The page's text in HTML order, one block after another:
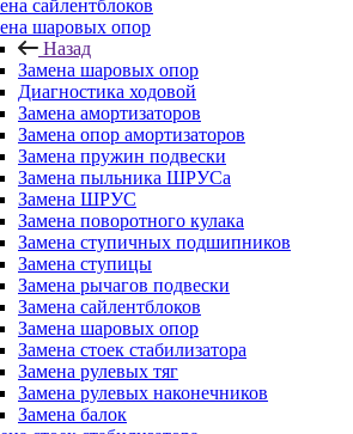
сайлентблоков
шаровых опор
Назад
Замена шаровых опор
Диагностика ходовой
Замена амортизаторов
Замена опор амортизаторов
Замена пружин подвески
Замена пыльника ШРУСа
Замена ШРУС
Замена поворотного кулака
Замена ступичных подшипников
Замена ступицы
Замена рычагов подвески
Замена сайлентблоков
Замена шаровых опор
Замена стоек стабилизатора
Замена рулевых тяг
Замена рулевых наконечников
Замена балок